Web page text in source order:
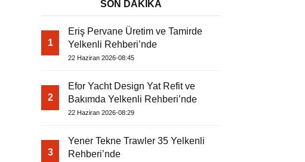
SON DAKİKA
1
Eriş Pervane Üretim ve Tamirde
Yelkenli Rehberi’nde
22 Haziran 2026-08:45
2
Efor Yacht Design Yat Refit ve
Bakımda Yelkenli Rehberi’nde
22 Haziran 2026-08:29
3
Yener Tekne Trawler 35 Yelkenli
Rehberi’nde